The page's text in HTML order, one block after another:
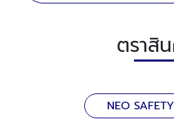
ตราสิ
NEO